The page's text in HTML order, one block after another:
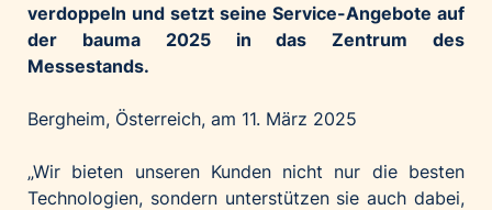
Wolt
woom bikes
verdoppeln und setzt seine Service-Angebote auf
der bauma 2025 in das Zentrum des
Messestands.
Bergheim, Österreich, am 11. März 2025
„Wir bieten unseren Kunden nicht nur die besten
Technologien, sondern unterstützen sie auch dabei,